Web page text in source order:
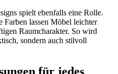
spielt ebenfalls eine Rolle.
lassen Möbel leichter
Raumcharakter. So wird
sondern auch stilvoll
für jedes